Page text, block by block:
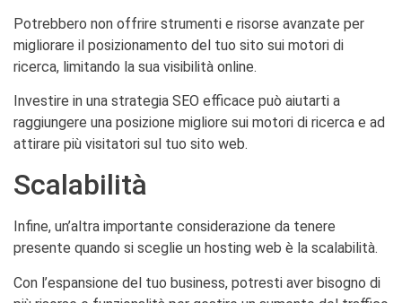
Potrebbero non offrire strumenti e risorse avanzate per
migliorare il posizionamento del tuo sito sui motori di
ricerca, limitando la sua visibilità online.
Investire in una strategia SEO efficace può aiutarti a
raggiungere una posizione migliore sui motori di ricerca e ad
attirare più visitatori sul tuo sito web.
Scalabilità
Infine, un’altra importante considerazione da tenere
presente quando si sceglie un hosting web è la scalabilità.
Con l’espansione del tuo business, potresti aver bisogno di